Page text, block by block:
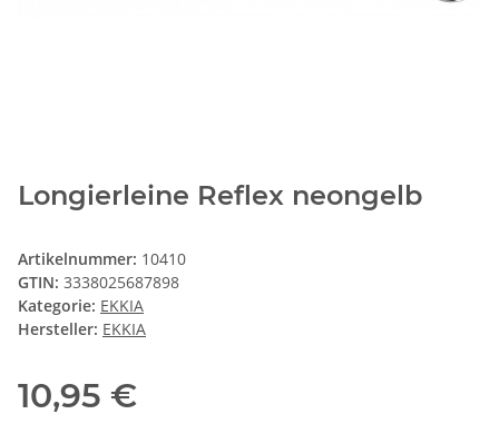
Longierleine Reflex neongelb
Artikelnummer: 10410
GTIN: 3338025687898
Kategorie: EKKIA
Hersteller: EKKIA
10,95 €